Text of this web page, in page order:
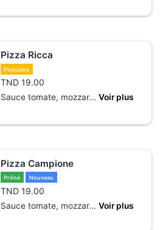
Pizza Ricca
Populaire
TND 19.00
Sauce tomate, mozzar... Voir plus
Pizza Campione
Prôné Nouveau
TND 19.00
Sauce tomate, mozzar... Voir plus